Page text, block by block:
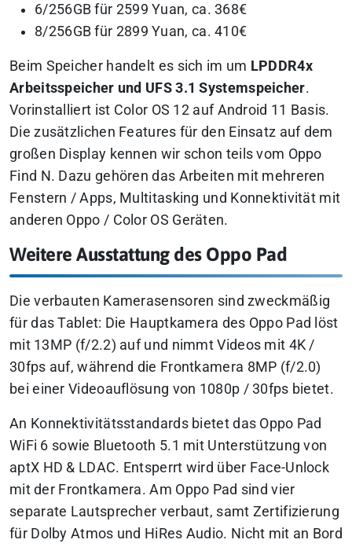
6/256GB für 2599 Yuan, ca. 368€
8/256GB für 2899 Yuan, ca. 410€
Beim Speicher handelt es sich im um LPDDR4x
Arbeitsspeicher und UFS 3.1 Systemspeicher.
Vorinstalliert ist Color OS 12 auf Android 11 Basis.
Die zusätzlichen Features für den Einsatz auf dem
großen Display kennen wir schon teils vom Oppo
Find N. Dazu gehören das Arbeiten mit mehreren
Fenstern / Apps, Multitasking und Konnektivität mit
anderen Oppo / Color OS Geräten.
Weitere Ausstattung des Oppo Pad
Die verbauten Kamerasensoren sind zweckmäßig
für das Tablet: Die Hauptkamera des Oppo Pad löst
mit 13MP (f/2.2) auf und nimmt Videos mit 4K /
30fps auf, während die Frontkamera 8MP (f/2.0)
bei einer Videoauflösung von 1080p / 30fps bietet.
An Konnektivitätsstandards bietet das Oppo Pad
WiFi 6 sowie Bluetooth 5.1 mit Unterstützung von
aptX HD & LDAC. Entsperrt wird über Face-Unlock
mit der Frontkamera. Am Oppo Pad sind vier
separate Lautsprecher verbaut, samt Zertifizierung
für Dolby Atmos und HiRes Audio. Nicht mit an Bord